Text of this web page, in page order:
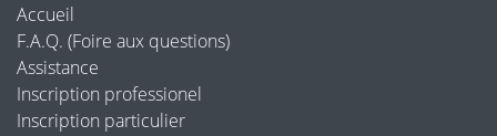
Accueil
F.A.Q. (Foire aux questions)
Assistance
Inscription professionel
Inscription particulier